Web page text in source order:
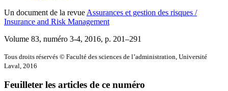
Un document de la revue Assurances et gestion des risques /
Insurance and Risk Management
Volume 83, numéro 3-4, 2016, p. 201–291
Tous droits réservés © Faculté des sciences de l’administration, Université
Laval, 2016
Feuilleter les articles de ce numéro